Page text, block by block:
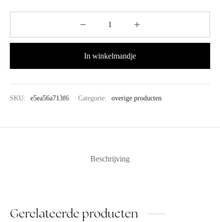
In winkelmandje
SKU: e5ea56a713f6 Categorie: overige producten
Beschrijving
Gerelateerde producten